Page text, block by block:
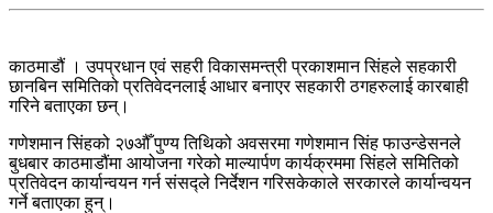
काठमाडौं । उपप्रधान एवं सहरी विकासमन्त्री प्रकाशमान सिंहले सहकारी
छानबिन समितिको प्रतिवेदनलाई आधार बनाएर सहकारी ठगहरुलाई कारबाही
गरिने बताएका छन्।
गणेशमान सिंहको २७औँ पुण्य तिथिको अवसरमा गणेशमान सिंह फाउन्डेसनले
बुधबार काठमाडौंमा आयोजना गरेको माल्यार्पण कार्यक्रममा सिंहले समितिको
प्रतिवेदन कार्यान्वयन गर्न संसद्ले निर्देशन गरिसकेकाले सरकारले कार्यान्वयन
गर्ने बताएका हुन्।